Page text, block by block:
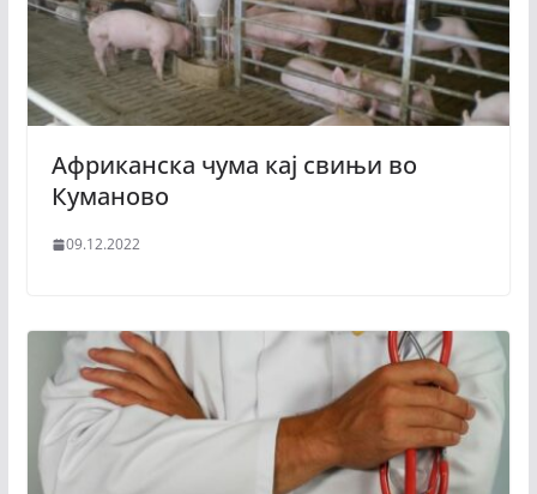
Африканска чума кај свињи во
Куманово
09.12.2022